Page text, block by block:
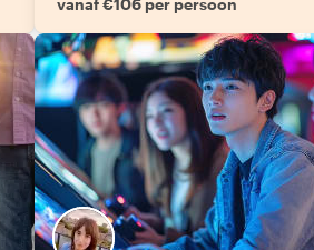
vanaf €106 per persoon